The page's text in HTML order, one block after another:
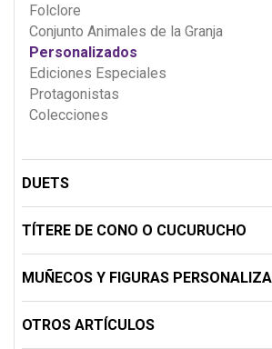
Folclore
Conjunto Animales de la Granja
Personalizados
Ediciones Especiales
Protagonistas
Colecciones
DUETS
TÍTERE DE CONO O CUCURUCHO
MUÑECOS Y FIGURAS
OTROS ARTÍCULOS